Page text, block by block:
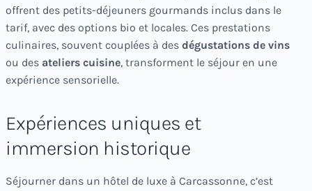
offrent des petits-déjeuners gourmands inclus dans le
tarif, avec des options bio et locales. Ces prestations
culinaires, souvent couplées à des dégustations de vins
ou des ateliers cuisine, transforment le séjour en une
expérience sensorielle.
Expériences uniques et
immersion historique
Séjourner dans un hôtel de luxe à Carcassonne, c’est